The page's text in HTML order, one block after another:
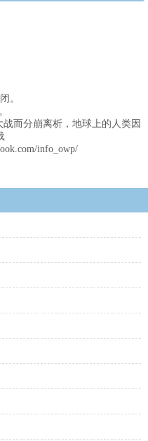
。
而分崩离析，地球上的人类因
info_owp/